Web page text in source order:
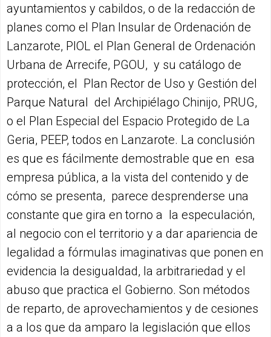
ayuntamientos y cabildos, o de la redacción de
planes como el Plan Insular de Ordenación de
Lanzarote, PIOL el Plan General de Ordenación
Urbana de Arrecife, PGOU, y su catálogo de
protección, el Plan Rector de Uso y Gestión del
Parque Natural del Archipiélago Chinijo, PRUG,
o el Plan Especial del Espacio Protegido de La
Geria, PEEP, todos en Lanzarote. La conclusión
es que es fácilmente demostrable que en esa
empresa pública, a la vista del contenido y de
cómo se presenta, parece desprenderse una
constante que gira en torno a la especulación,
al negocio con el territorio y a dar apariencia de
legalidad a fórmulas imaginativas que ponen en
evidencia la desigualdad, la arbitrariedad y el
abuso que practica el Gobierno. Son métodos
de reparto, de aprovechamientos y de cesiones
a a los que da amparo la legislación que ellos